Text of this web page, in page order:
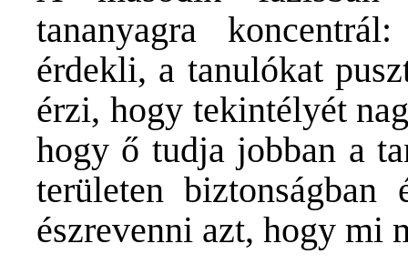
tananyagra
érdekli, a tanulókat
érzi, hogy tekintélyét
hogy ő tudja jobban a
területen
észrevenni azt, hogy mi